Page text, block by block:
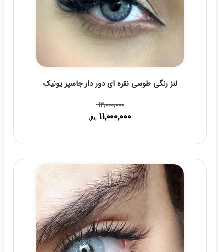
لنز رنگی طوسی نقره ای دور دار جاسپر یونیک
12,000,000
قیمت
12,000,000 ریال
بود.
11,000,000 ریال
قیمت
11,000,000 ریال.